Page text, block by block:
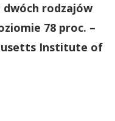
rodzajów
78 proc. –
Institute of